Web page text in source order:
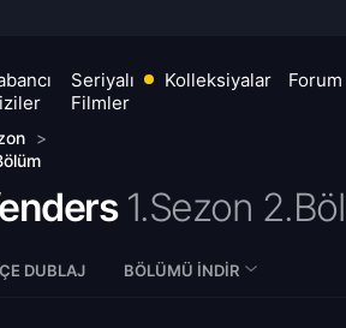
Seriyalı
Filmler
Kolleksiyalar Forum
>
1.Sezon
DUBLAJ BÖLÜMÜ İNDIR